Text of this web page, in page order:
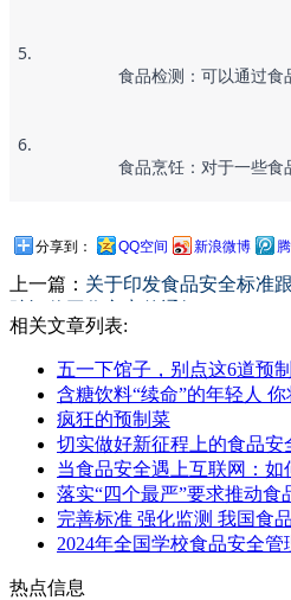
食品检测：可以通过
食品烹饪：对于一些
分享到： QQ空间 新浪微博
上一篇： 关于印发食品安全标准跟
相关文章列表:
五一下馆子，别点这6道预
含糖饮料“续命”的年轻人
疯狂的预制菜
切实做好新征程上的食品安
当食品安全遇上互联网：如
落实“四个最严”要求推动食
完善标准 强化监测 我国食
2024年全国学校食品安全
热点信息